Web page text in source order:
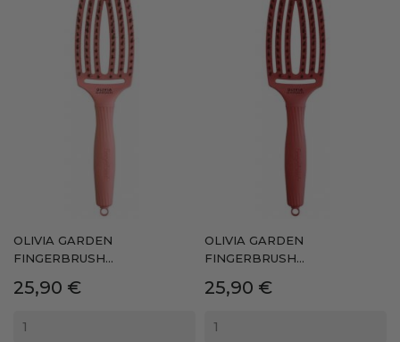
OLIVIA GARDEN
FINGERBRUSH...
Precio
25,90 €
OLIVIA GARDEN
FINGERBRUSH...
Precio
25,90 €